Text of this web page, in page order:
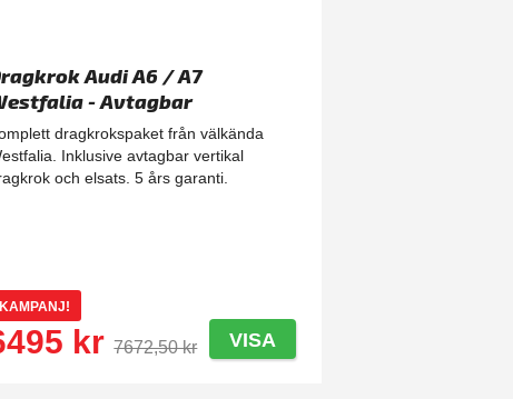
Audi A6 / A7
- Avtagbar
dragkrokspaket från välkända
Inklusive avtagbar vertikal
och elsats. 5 års garanti.
KAMPANJ!
kr 7672,50 kr VISA